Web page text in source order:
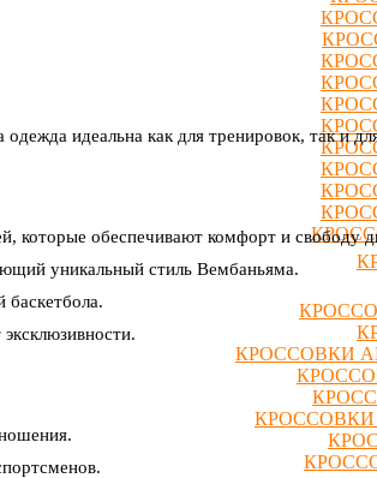
КРОССОВКИ
КРОССОВКИ
идеальна как для тренировок, так и
которые обеспечивают комфорт и свободу
уникальный стиль Вембаньяма.